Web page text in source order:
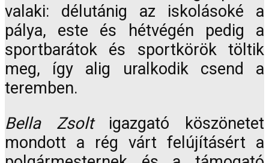
valaki: délutánig az iskolásoké a
pálya, este és hétvégén pedig a
sportbarátok és sportkörök töltik
meg, így alig uralkodik csend a
teremben.
Bella Zsolt igazgató köszönetet
mondott a rég várt felújításért a